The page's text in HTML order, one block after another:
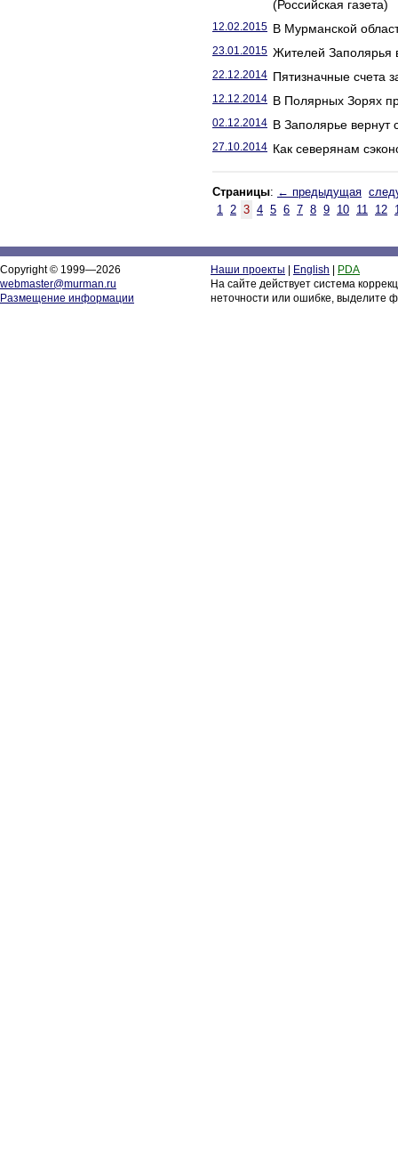
(Российская газета)
12.02.2015 В Мурманской
23.01.2015 Жителей Заполярья
22.12.2014 Пятизначные счета
12.12.2014 В Полярных Зорях
02.12.2014 В Заполярье вернут
27.10.2014 Как северянам
Страницы: ← предыдущая
1 2 3 4 5 6 7 8 9 10 11 12
Copyright © 1999—2026
webmaster@murman.ru
Размещение информации
Наши проекты English
PDA
На сайте действует система
неточности или ошибке, выделите